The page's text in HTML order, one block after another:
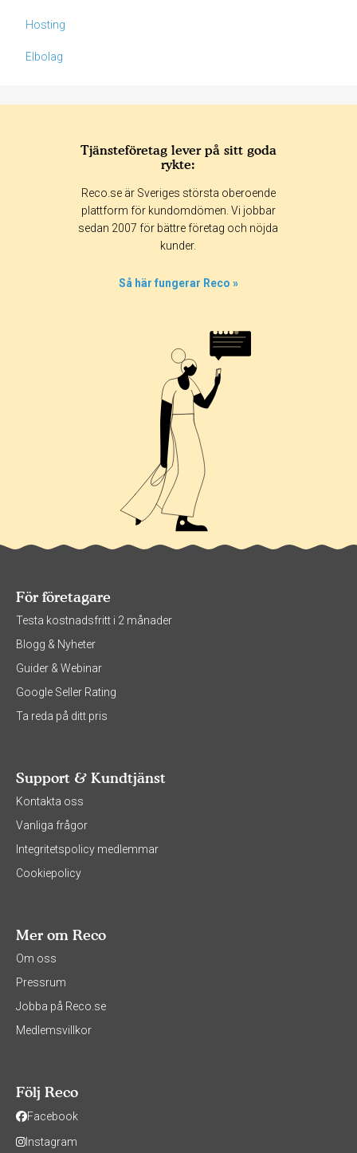
Hosting
Elbolag
365 dagar 90 dagar
30 dagar
Tjänsteföretag lever på sitt goda
rykte:
Reco.se är Sveriges största oberoende
plattform för kundomdömen. Vi jobbar
sedan 2007 för bättre företag och nöjda
kunder.
Så här fungerar Reco »
För företagare
Testa kostnadsfritt i 2 månader
Blogg & Nyheter
Guider & Webinar
Google Seller Rating
Ta reda på ditt pris
Support & Kundtjänst
Kontakta oss
Vanliga frågor
Integritetspolicy medlemmar
Cookiepolicy
Mer om Reco
Om oss
Pressrum
Jobba på Reco.se
Medlemsvillkor
Följ Reco
Facebook
Instagram